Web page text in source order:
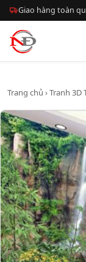
Giao hàng toàn
Trang chủ ›Tranh 3D